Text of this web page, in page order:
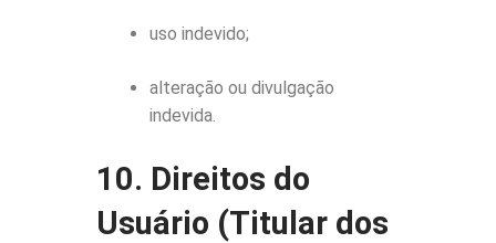
uso indevido;
alteração ou divulgação
indevida.
10. Direitos do
Usuário (Titular dos